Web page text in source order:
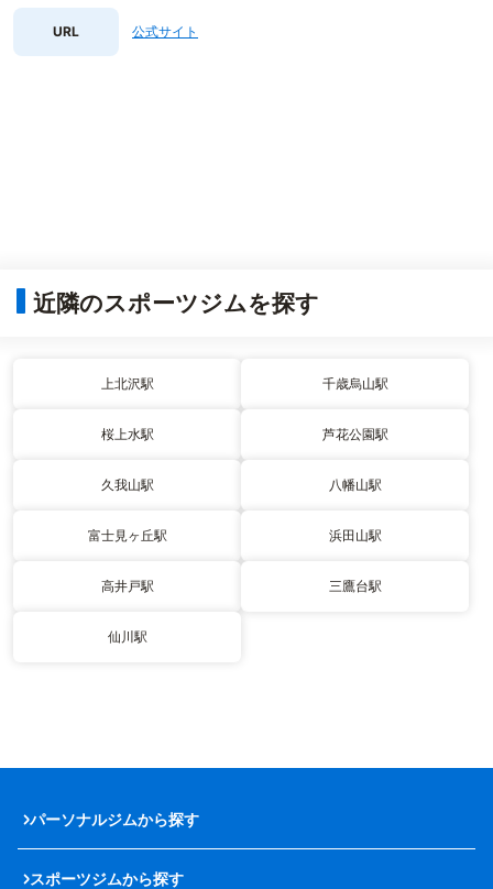
URL 公式サイト
近隣のスポーツジムを探す
上北沢駅 千歳烏山駅
桜上水駅 芦花公園駅
久我山駅 八幡山駅
富士見ヶ丘駅 浜田山駅
高井戸駅 三鷹台駅
仙川駅
パーソナルジムから探す
スポーツジムから探す